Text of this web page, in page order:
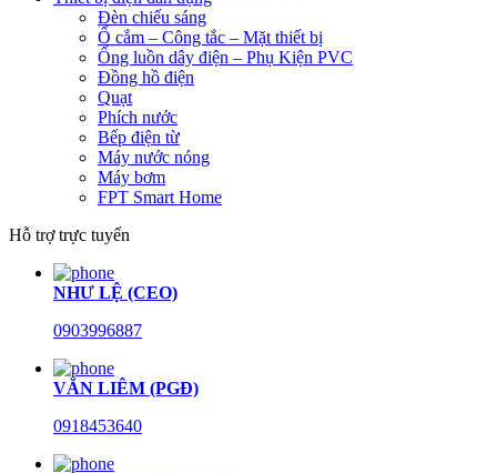
Đèn chiếu sáng
Ổ cắm – Công tắc – Mặt thiết bị
Ống luồn dây điện – Phụ Kiện PVC
Đồng hồ điện
Quạt
Phích nước
Bếp điện từ
Máy nước nóng
Máy bơm
FPT Smart Home
Hỗ trợ trực tuyến
NHƯ LỆ (CEO)
0903996887
VĂN LIÊM (PGĐ)
0918453640